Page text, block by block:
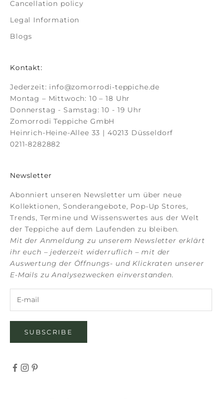
Cancellation policy
Legal Information
Blogs
Kontakt:
Jederzeit: info@zomorrodi-teppiche.de
Montag – Mittwoch: 10 – 18 Uhr
Donnerstag - Samstag: 10 - 19 Uhr
Zomorrodi Teppiche GmbH
Heinrich-Heine-Allee 33 | 40213 Düsseldorf
0211-8282882
Newsletter
Abonniert unseren Newsletter um über neue
Kollektionen, Sonderangebote, Pop-Up Stores,
Trends, Termine und Wissenswertes aus der Welt
der Teppiche auf dem Laufenden zu bleiben.
Mit der Anmeldung zu unserem Newsletter erklärt
ihr euch – jederzeit widerruflich – mit der
Auswertung der Öffnungs- und Klickraten unserer
E-Mails zu Analysezwecken einverstanden.
SUBSCRIBE